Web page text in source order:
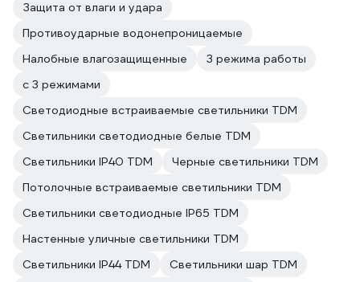
Защита от влаги и удара
Противоударные водонепроницаемые
Налобные влагозащищенные
3 режима работы
с 3 режимами
Светодиодные встраиваемые светильники TDM
Светильники светодиодные белые TDM
Светильники IP40 TDM
Черные светильники TDM
Потолочные встраиваемые светильники TDM
Светильники светодиодные IP65 TDM
Настенные уличные светильники TDM
Светильники IP44 TDM
Светильники шар TDM